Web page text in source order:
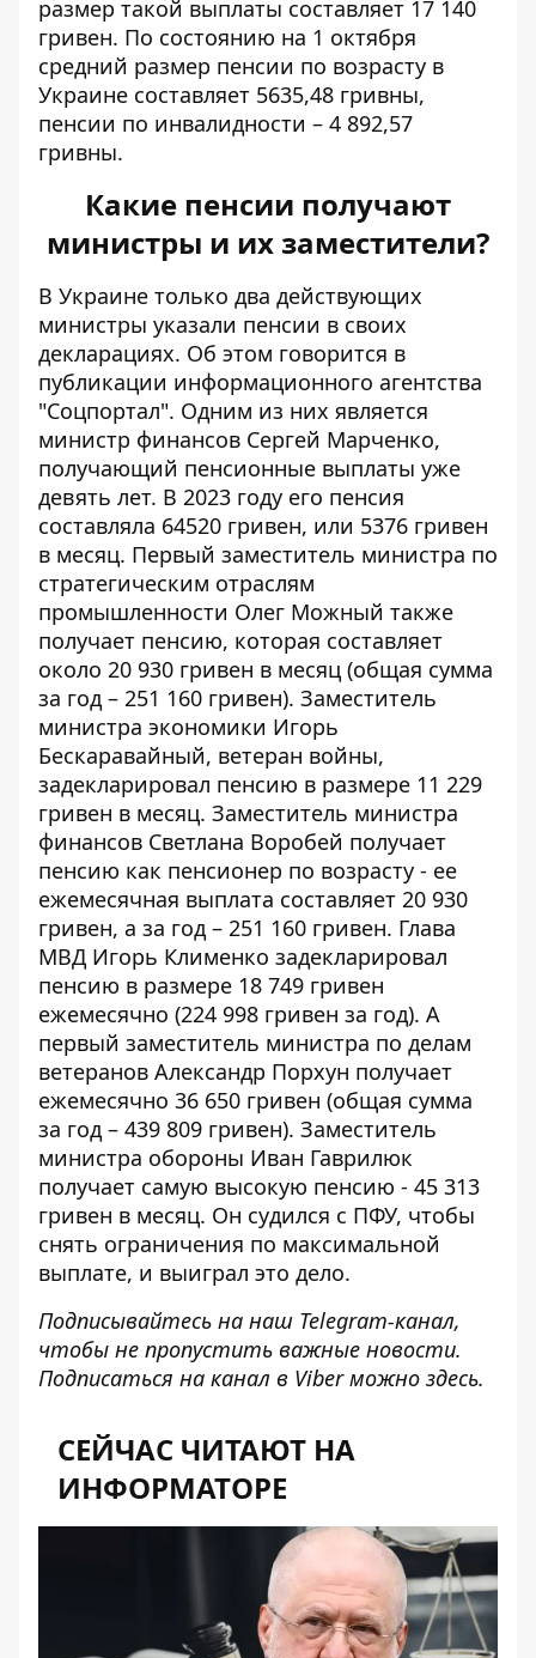
размер такой выплаты составляет 17 140
гривен. По состоянию на 1 октября
средний размер пенсии по возрасту в
Украине составляет 5635,48 гривны,
пенсии по инвалидности – 4 892,57
гривны.
Какие пенсии получают
министры и их заместители?
В Украине только два действующих
министры указали пенсии в своих
декларациях. Об этом говорится в
публикации информационного агентства
"Соцпортал". Одним из них является
министр финансов Сергей Марченко,
получающий пенсионные выплаты уже
девять лет. В 2023 году его пенсия
составляла 64520 гривен, или 5376 гривен
в месяц. Первый заместитель министра по
стратегическим отраслям
промышленности Олег Можный также
получает пенсию, которая составляет
около 20 930 гривен в месяц (общая сумма
за год – 251 160 гривен). Заместитель
министра экономики Игорь
Бескаравайный, ветеран войны,
задекларировал пенсию в размере 11 229
гривен в месяц. Заместитель министра
финансов Светлана Воробей получает
пенсию как пенсионер по возрасту - ее
ежемесячная выплата составляет 20 930
гривен, а за год – 251 160 гривен. Глава
МВД Игорь Клименко задекларировал
пенсию в размере 18 749 гривен
ежемесячно (224 998 гривен за год). А
первый заместитель министра по делам
ветеранов Александр Порхун получает
ежемесячно 36 650 гривен (общая сумма
за год – 439 809 гривен). Заместитель
министра обороны Иван Гаврилюк
получает самую высокую пенсию - 45 313 ​​
гривен в месяц. Он судился с ПФУ, чтобы
снять ограничения по максимальной
выплате, и выиграл это дело.
Подписывайтесь на наш Telegram-канал,
чтобы не пропустить важные новости.
Подписаться на канал в Viber можно здесь.
СЕЙЧАС ЧИТАЮТ НА
ИНФОРМАТОРЕ